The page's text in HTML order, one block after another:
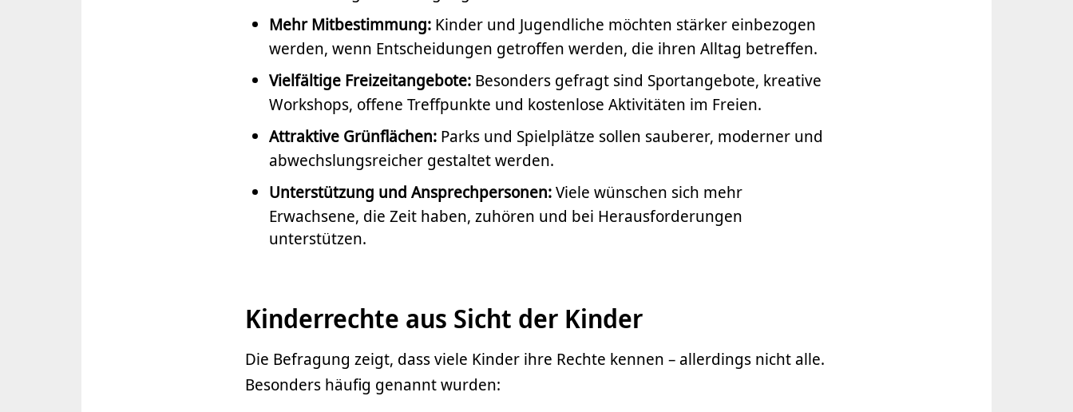
Mehr Mitbestimmung: Kinder und Jugendliche möchten stärker einbezogen
werden, wenn Entscheidungen getroffen werden, die ihren Alltag betreffen.
Vielfältige Freizeitangebote: Besonders gefragt sind Sportangebote, kreative
Workshops, offene Treffpunkte und kostenlose Aktivitäten im Freien.
Attraktive Grünflächen: Parks und Spielplätze sollen sauberer, moderner und
abwechslungsreicher gestaltet werden.
Unterstützung und Ansprechpersonen:Viele wünschen sich mehr
Erwachsene, die Zeit haben, zuhören und bei Herausforderungen
unterstützen.
Kinderrechte aus Sicht der Kinder
Die Befragung zeigt, dass viele Kinder ihre Rechte kennen – allerdings nicht alle.
Besonders häufig genannt wurden: